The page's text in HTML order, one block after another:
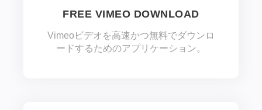
FREE VIMEO DOWNLOAD
Vimeoビデオを高速かつ無料でダウンロ
ードするためのアプリケーション。